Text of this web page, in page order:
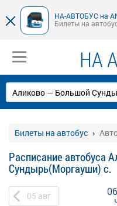
НА-АВТОБУС на
Билеты на
НА
Билеты на автобус
Расписание автобуса
Сундырь(Моргауши) с.
05 авг